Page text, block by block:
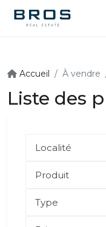
Accueil À vendre
Liste des